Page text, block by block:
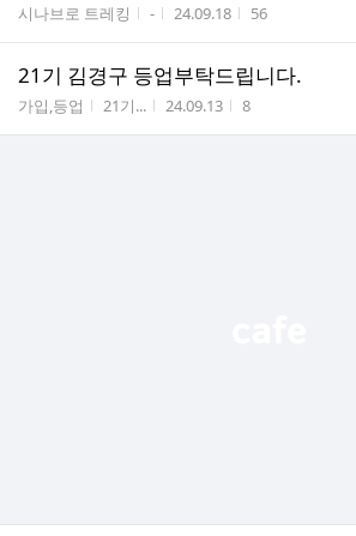
게시판명
시나브로 트레킹 작성자
- 작성시간
24.09.18 조회수
56
21기 김경구 등업부탁드립니다.
게시판명
가입,등업 작성자
21기... 작성시간
24.09.13 조회수
8